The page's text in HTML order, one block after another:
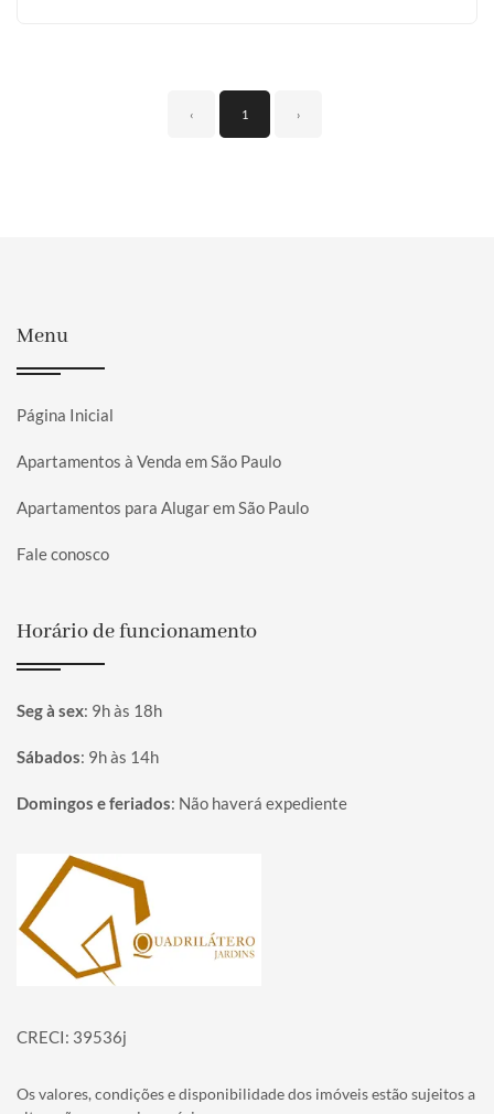
‹ 1 ›
Menu
Página Inicial
Apartamentos à Venda em São Paulo
Apartamentos para Alugar em São Paulo
Fale conosco
Horário de funcionamento
Seg à sex: 9h às 18h
Sábados: 9h às 14h
Domingos e feriados: Não haverá expediente
Página inicial
CRECI: 39536j
Os valores, condições e disponibilidade dos imóveis estão sujeitos a